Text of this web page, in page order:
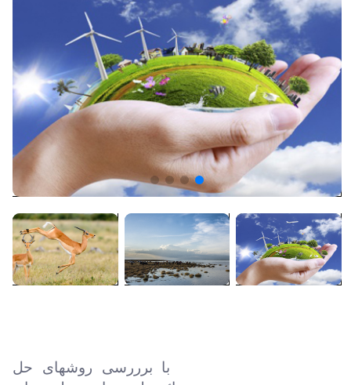
کارشناسان محیط زیست با برررسی روشهای حل